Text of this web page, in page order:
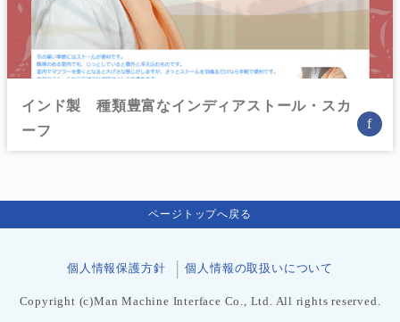
インド製 種類豊富なインディアストール・スカ
ーフ
f
ページトップへ戻る
個人情報保護方針 個人情報の取扱いについて
Copyright (c)Man Machine Interface Co., Ltd. All rights reserved.